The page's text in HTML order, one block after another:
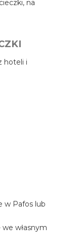
na
hoteli i
w Pafos lub
własnym